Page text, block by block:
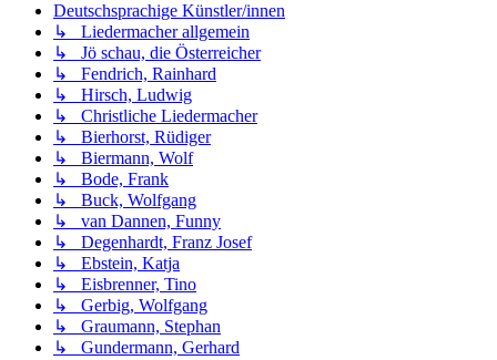
Deutschsprachige Künstler/innen
↳ Liedermacher allgemein
↳ Jö schau, die Österreicher
↳ Fendrich, Rainhard
↳ Hirsch, Ludwig
↳ Christliche Liedermacher
↳ Bierhorst, Rüdiger
↳ Biermann, Wolf
↳ Bode, Frank
↳ Buck, Wolfgang
↳ van Dannen, Funny
↳ Degenhardt, Franz Josef
↳ Ebstein, Katja
↳ Eisbrenner, Tino
↳ Gerbig, Wolfgang
↳ Graumann, Stephan
↳ Gundermann, Gerhard